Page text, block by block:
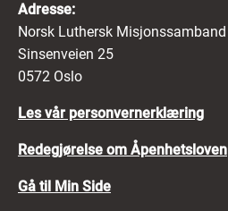
Adresse:
Norsk Luthersk Misjonssamband
Sinsenveien 25
0572 Oslo
Les vår personvernerklæring
Redegjørelse om Åpenhetsloven
Gå til Min Side